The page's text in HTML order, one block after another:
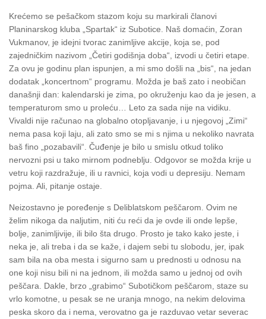
Krećemo se pešačkom stazom koju su markirali članovi
Planinarskog kluba „Spartak“ iz Subotice. Naš domaćin, Zoran
Vukmanov, je idejni tvorac zanimljive akcije, koja se, pod
zajedničkim nazivom „Četiri godišnja doba“, izvodi u četiri etape.
Za ovu je godinu plan ispunjen, a mi smo došli na „bis“, na jedan
dodatak „koncertnom“ programu. Možda je baš zato i neobičan
današnji dan: kalendarski je zima, po okruženju kao da je jesen, a
temperaturom smo u proleću… Leto za sada nije na vidiku.
Vivaldi nije računao na globalno otopljavanje, i u njegovoj „Zimi“
nema pasa koji laju, ali zato smo se mi s njima u nekoliko navrata
baš fino „pozabavili“. Čuđenje je bilo u smislu otkud toliko
nervozni psi u tako mirnom podneblju. Odgovor se možda krije u
vetru koji razdražuje, ili u ravnici, koja vodi u depresiju. Nemam
pojma. Ali, pitanje ostaje.
Neizostavno je poređenje s Deliblatskom peščarom. Ovim ne
želim nikoga da naljutim, niti ću reći da je ovde ili onde lepše,
bolje, zanimljivije, ili bilo šta drugo. Prosto je tako kako jeste, i
neka je, ali treba i da se kaže, i dajem sebi tu slobodu, jer, ipak
sam bila na oba mesta i sigurno sam u prednosti u odnosu na
one koji nisu bili ni na jednom, ili možda samo u jednoj od ovih
peščara. Dakle, brzo „grabimo“ Subotičkom peščarom, staze su
vrlo komotne, u pesak se ne uranja mnogo, na nekim delovima
peska skoro da i nema, verovatno ga je razduvao vetar severac